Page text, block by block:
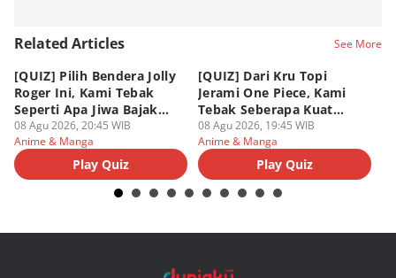
Related Articles See More
[QUIZ] Pilih Bendera Jolly
Roger Ini, Kami Tebak
Seperti Apa Jiwa Bajak
Laut Dalam Dirimu
08 Agu 2026, 20:45 WIB
Anime & Manga
Play Quiz
[QUIZ] Dari Kru Topi
Jerami One Piece, Kami
Tebak Seberapa Kuat
Mentalmu
08 Agu 2026, 19:45 WIB
Anime & Manga
Play Quiz